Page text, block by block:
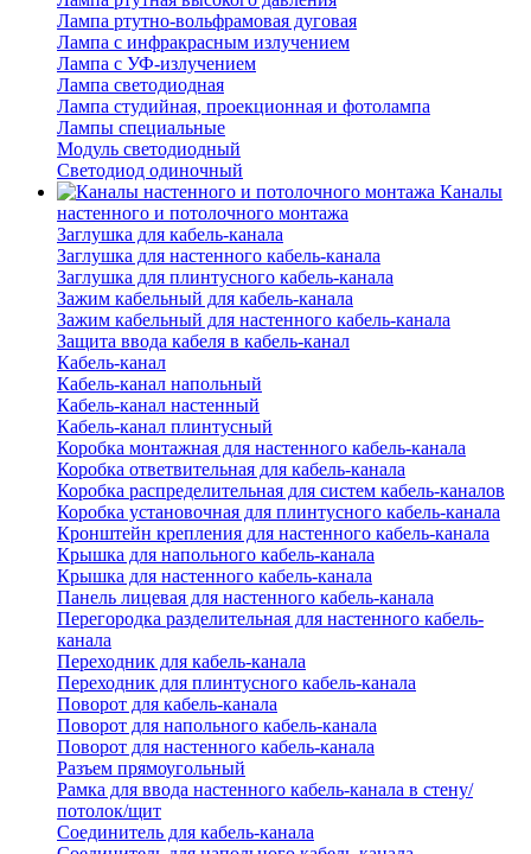
Лампа ртутно-вольфрамовая дуговая
Лампа с инфракрасным излучением
Лампа с УФ-излучением
Лампа светодиодная
Лампа студийная, проекционная и фотолампа
Лампы специальные
Модуль светодиодный
Светодиод одиночный
Каналы
настенного и потолочного монтажа
Заглушка для кабель-канала
Заглушка для настенного кабель-канала
Заглушка для плинтусного кабель-канала
Зажим кабельный для кабель-канала
Зажим кабельный для настенного кабель-канала
Защита ввода кабеля в кабель-канал
Кабель-канал
Кабель-канал напольный
Кабель-канал настенный
Кабель-канал плинтусный
Коробка монтажная для настенного кабель-канала
Коробка ответвительная для кабель-канала
Коробка распределительная для систем кабель-каналов
Коробка установочная для плинтусного кабель-канала
Кронштейн крепления для настенного кабель-канала
Крышка для напольного кабель-канала
Крышка для настенного кабель-канала
Панель лицевая для настенного кабель-канала
Перегородка разделительная для настенного кабель-
канала
Переходник для кабель-канала
Переходник для плинтусного кабель-канала
Поворот для кабель-канала
Поворот для напольного кабель-канала
Поворот для настенного кабель-канала
Разъем прямоугольный
Рамка для ввода настенного кабель-канала в стену/
потолок/щит
Соединитель для кабель-канала